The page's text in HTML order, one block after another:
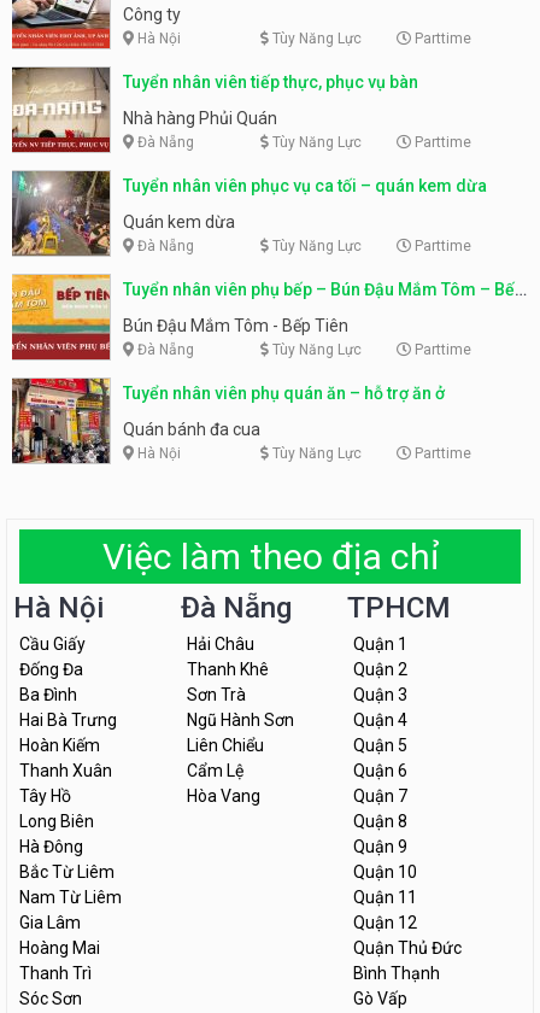
Công ty
Hà Nội Tùy Năng Lực Parttime
Tuyển nhân viên tiếp thực, phục vụ bàn
Nhà hàng Phủi Quán
Đà Nẵng Tùy Năng Lực Parttime
Tuyển nhân viên phục vụ ca tối – quán kem dừa
Quán kem dừa
Đà Nẵng Tùy Năng Lực Parttime
Tuyển nhân viên phụ bếp – Bún Đậu Mắm Tôm – Bếp
Tiên
Bún Đậu Mắm Tôm - Bếp Tiên
Đà Nẵng Tùy Năng Lực Parttime
Tuyển nhân viên phụ quán ăn – hỗ trợ ăn ở
Quán bánh đa cua
Hà Nội Tùy Năng Lực Parttime
Việc làm theo địa chỉ
Hà Nội
Cầu Giấy
Đống Đa
Ba Đình
Hai Bà Trưng
Hoàn Kiếm
Thanh Xuân
Tây Hồ
Long Biên
Hà Đông
Bắc Từ Liêm
Nam Từ Liêm
Gia Lâm
Hoàng Mai
Thanh Trì
Sóc Sơn
Đà Nẵng
Hải Châu
Thanh Khê
Sơn Trà
Ngũ Hành Sơn
Liên Chiểu
Cẩm Lệ
Hòa Vang
TPHCM
Quận 1
Quận 2
Quận 3
Quận 4
Quận 5
Quận 6
Quận 7
Quận 8
Quận 9
Quận 10
Quận 11
Quận 12
Quận Thủ Đức
Bình Thạnh
Gò Vấp